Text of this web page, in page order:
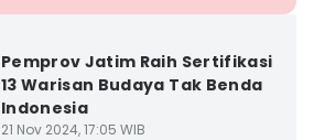
Pemprov Jatim Raih Sertifikasi
13 Warisan Budaya Tak Benda
Indonesia
21 Nov 2024, 17:05 WIB